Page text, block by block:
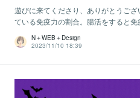
遊びに来てくださり、ありがとうご
ている免疫力の割合。腸活をすると
N＋WEB＋Design
2023/11/10 18:39